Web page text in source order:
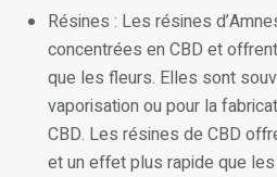
Résines : Les résines
concentrées en CBD et
que les fleurs. Elles sont
vaporisation ou pour la
CBD. Les résines de CBD
et un effet plus rapide que